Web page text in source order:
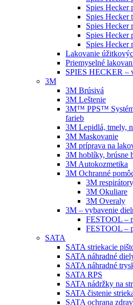
Spies Hecker
Spies Hecker
Spies Hecker
Spies Hecker
Spies Hecker
Lakovanie
Priemyselné
SPIES HECKER –
3M
3M Brúsivá
3M Leštenie
3M™ PPS™ Systém
farieb
3M Lepidlá, tmely,
3M Maskovanie
3M príprava na
3M hoblíky, brúsne
3M Autokozmetika
3M Ochranné
3M
3M Okuliare
3M Overaly
3M – vybavenie
FESTOOL –
FESTOOL –
SATA
SATA striekacie
SATA náhradné
SATA náhradné
SATA RPS
SATA nádržky na
SATA čistenie
SATA ochrana